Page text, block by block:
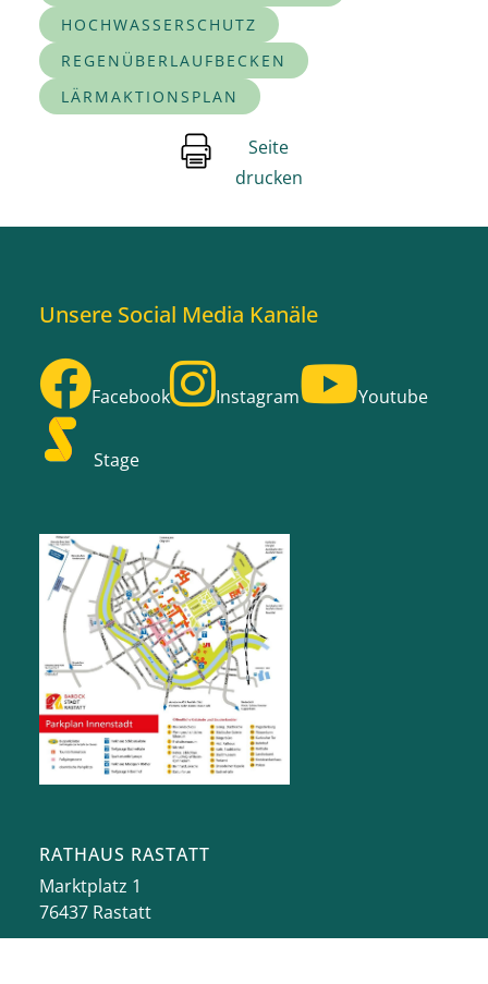
HOCHWASSERSCHUTZ
REGENÜBERLAUFBECKEN
LÄRMAKTIONSPLAN
Seite
drucken
Unsere Social Media Kanäle
Facebook Instagram Youtube
Stage
RATHAUS RASTATT
Marktplatz 1
76437 Rastatt